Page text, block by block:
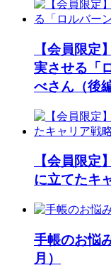
【会員限定
実させる「
べさん（後編
【会員限定
に立てたキ
手帳のお悩
月）